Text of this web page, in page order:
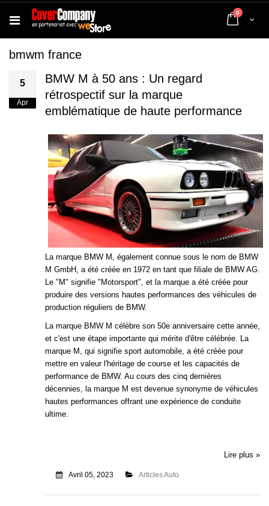
Cart
0 articles
bmwm france
5
Apr
BMW M à 50 ans : Un regard
rétrospectif sur la marque
emblématique de haute performance
La marque BMW M, également connue sous le nom de BMW
M GmbH, a été créée en 1972 en tant que filiale de BMW AG.
Le "M" signifie "Motorsport", et la marque a été créée pour
produire des versions hautes performances des véhicules de
production réguliers de BMW.
La marque BMW M célèbre son 50e anniversaire cette année,
et c'est une étape importante qui mérite d'être célébrée. La
marque M, qui signifie sport automobile, a été créée pour
mettre en valeur l'héritage de course et les capacités de
performance de BMW. Au cours des cinq dernières
décennies, la marque M est devenue synonyme de véhicules
hautes performances offrant une expérience de conduite
ultime.
Lire plus »
Avril 05, 2023 Articles Auto